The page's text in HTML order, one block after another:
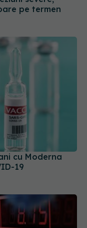
pe termen
cu Moderna
19